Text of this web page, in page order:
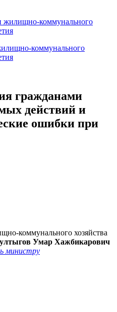
коммунального
гражданами
действий и
ошибки при
коммунального хозяйства
Умар Хажбикарович
министру